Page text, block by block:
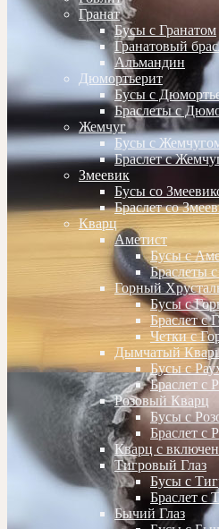
Гранат
Бусы с Гранатом
Гранатовый
Альмандин
Дюмортьерит
Бусы с
Браслеты с
Жемчуг
Бусы с
Браслет с
Змеевик
Бусы со
Браслет со
Кварц
Аметист
Бусы с
Браслеты
Горный
Бусы с
Браслет с
Четки с
Дымчатый
Бусы с
Браслет с
Розовый Кварц
Бусы с
Браслет с
Кварц с
Тигровый Глаз
Бусы с
Браслет с
Бычий Глаз